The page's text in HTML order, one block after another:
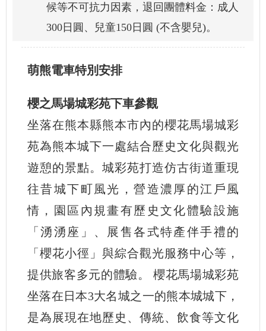
候等不可抗力因素，退回團體料金：成人
300日圓、兒童150日圓 (不含嬰兒)。
萌熊電車特別安排
櫻之馬場城彩苑下車參觀
坐落在熊本縣熊本市內的櫻花馬場城彩
苑為熊本城下一處結合歷史文化與觀光
遊憩的景點。城彩苑打造仿古街道重現
往昔城下町風光，營造濃厚的江戶風
情，園區內規畫有歷史文化體驗設施
「湧湧座」、展售各式特產伴手禮的
「櫻花小徑」與綜合觀光服務中心等，
提供旅客多元的體驗。 櫻花馬場城彩苑
坐落在日本3大名城之一的熊本城城下，
是為展現在地歷史、傳統、飲食等文化